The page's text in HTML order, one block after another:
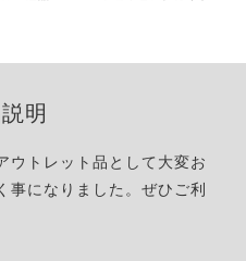
明
ウトレット品として大変お
事になりました。ぜひご利